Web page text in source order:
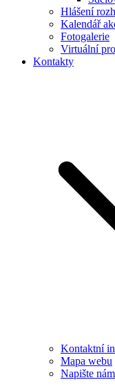
Hlášení
Kalendář
Fotogalerie
Virtuální
Kontakty
Kontaktní
Mapa webu
Napište nám